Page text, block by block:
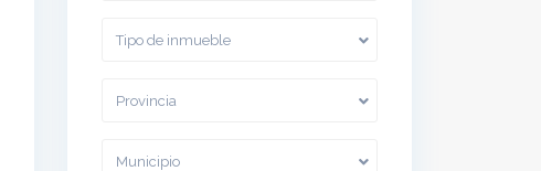
Tipo de inmueble
Provincia
Municipio